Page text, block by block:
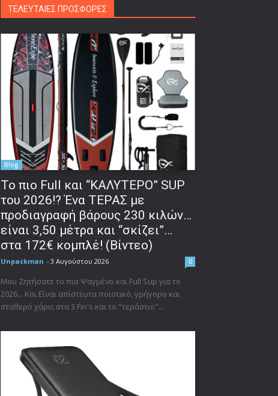
ΤΕΛΕΥΤΑΙΕΣ ΠΡΟΣΦΟΡΕΣ
Blog
To πιο Full και “ΚΑΛΥΤΕΡΟ” SUP
του 2026!? Ένα ΤΕΡΑΣ με
προδιαγραφή βάρους 230 κιλών…
είναι 3,50 μέτρα και “σκίζει”…
στα 172€ κομπλέ! (Βίντεο)
Unpackman - 3 Αυγούστου 2026 0
Μου Ζητήσατε το πιο Ψαγμένο και Full Sup για το
2026... Και Είναι απίστευτα ποιοτικό, γρήγορο και
σταθερό χάρις στα 3 Fin's και το "τεράστιο"...